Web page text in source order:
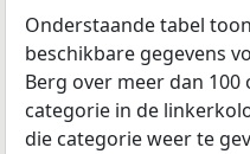
Onderstaande tabel
beschikbare gegevens
Berg over meer dan
categorie in de
die categorie weer te